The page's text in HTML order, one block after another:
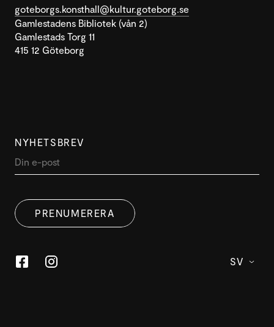
goteborgs.konsthall@kultur.goteborg.se
Gamlestadens Bibliotek (vån 2)
Gamlestads Torg 11
415 12 Göteborg
NYHETSBREV
PRENUMERERA
SV